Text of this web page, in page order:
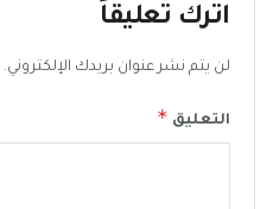
اترك تعليقاً
لن يتم نشر عنوان بريدك الإلكتروني.
التعليق *